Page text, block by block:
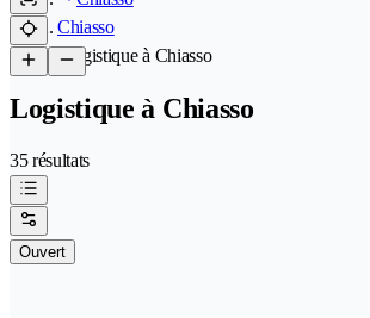
Chiasso
/Logistique à Chiasso
Logistique à Chiasso
35 résultats
Ouvert